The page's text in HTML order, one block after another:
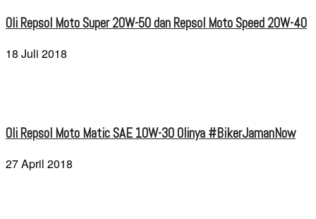
Oli Repsol Moto Super 20W-50 dan Repsol Moto Speed 20W-40
18 Juli 2018
Oli Repsol Moto Matic SAE 10W-30 Olinya #BikerJamanNow
27 April 2018